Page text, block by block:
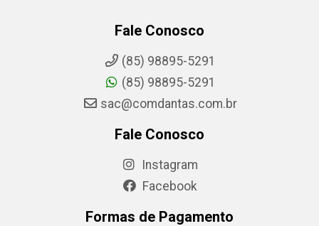
Fale Conosco
(85) 98895-5291
(85) 98895-5291
sac@comdantas.com.br
Fale Conosco
Instagram
Facebook
Formas de Pagamento